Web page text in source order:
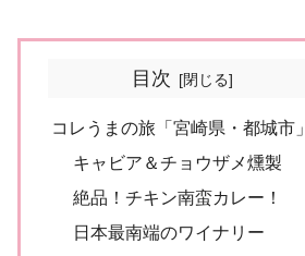
目次
コレうまの旅「宮崎県・都城市」
キャビア＆チョウザメ燻製
絶品！チキン南蛮カレー！
日本最南端のワイナリー